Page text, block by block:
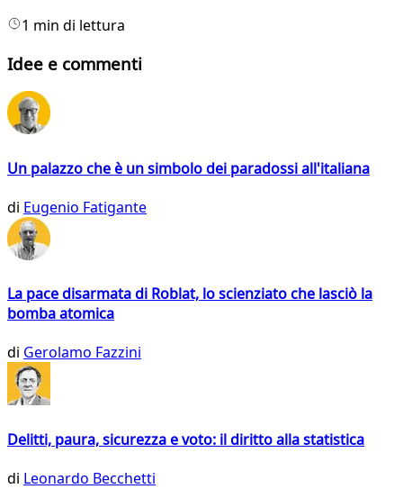
1 min di lettura
Idee e commenti
Un palazzo che è un simbolo dei paradossi all'italiana
di Eugenio Fatigante
La pace disarmata di Roblat, lo scienziato che lasciò la
bomba atomica
di Gerolamo Fazzini
Delitti, paura, sicurezza e voto: il diritto alla statistica
di Leonardo Becchetti